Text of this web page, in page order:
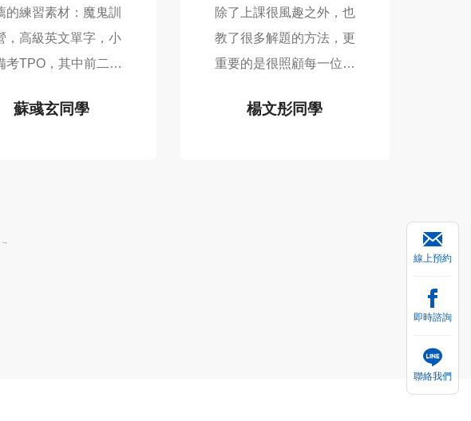
的練習素材：魔鬼訓
，高級英文單字，小
考TPO，其中前二者
己上網找的。 因為國
蘇彧玄同學
除了上課很風趣之外，也
教了很多解題的方法，更
重要的是很照顧每一位學
幫我看作文的問題，也會
楊文彤同學
→
線上預約
即時諮詢
聯絡我們